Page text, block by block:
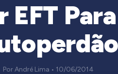
EFT
Por André Lima • 10/06/2014